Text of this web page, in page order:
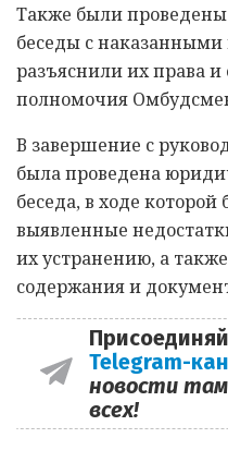
Также были
беседы с
разъяснили их права и
полномочия
В завершение с
была проведена
беседа, в ходе
выявленные
их устранению, а
содержания и
Telegram-
новости
всех!